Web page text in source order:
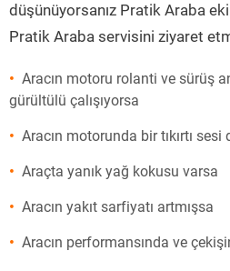
düşünüyorsanız Pratik Araba
Pratik Araba servisini ziyaret
Aracın motoru rolanti ve sürüş
gürültülü çalışıyorsa
Aracın motorunda bir tıkırtı sesi
Araçta yanık yağ kokusu varsa
Aracın yakıt sarfiyatı artmışsa
Aracın performansında ve